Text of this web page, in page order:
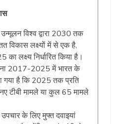
उन्मूलन विश्व द्वारा 2030 तक
विकास लक्ष्यों में से एक है,
लक्ष्य निर्धारित किया है।
2017-2025 में भारत के
गया है कि 2025 तक प्रति
टीबी मामले या कुल 65 मामले
के लिए मुफ्त दवाइयां